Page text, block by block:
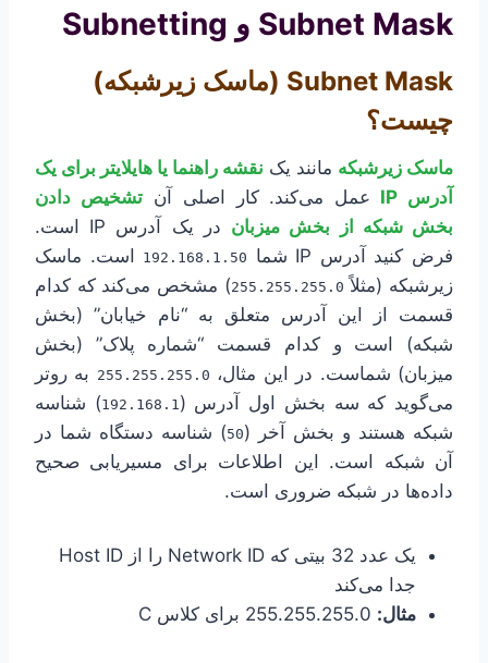
Subnet Mask و Subnetting
Subnet Mask (ماسک زیرشبکه)
چیست؟
ماسک زیرشبکه مانند یک نقشه راهنما یا هایلایتر برای یک
آدرس IP
عمل می‌کند. کار اصلی آنتشخیص دادن
بخش شبکه از بخش میزبان
در یک آدرس IP است.
فرض کنید آدرس IP شما
192.168.1.50
است. ماسک
زیرشبکه (مثلاً 255.255.255.0) مشخص می‌کند که کدام
قسمت از این آدرس متعلق به “نام خیابان” (بخش
شبکه) است و کدام قسمت “شماره پلاک” (بخش
میزبان) شماست. در این مثال، 255.255.255.0 به روتر
می‌گوید که سه بخش اول آدرس (192.168.1) شناسه
شبکه هستند و بخش آخر (50) شناسه دستگاه شما در
آن شبکه است. این اطلاعات برای مسیریابی صحیح
داده‌ها در شبکه ضروری است.
یک عدد 32 بیتی که Network ID را از Host ID
جدا می‌کند
مثال: